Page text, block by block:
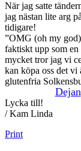
Dejan
När jag satte
jag nästan lite arg
tidigare!
”OMG (oh my
faktiskt upp som en
mycket tror jag vi
kan köpa oss det vi
glutenfria
Lycka till!
/ Kam Linda
Print